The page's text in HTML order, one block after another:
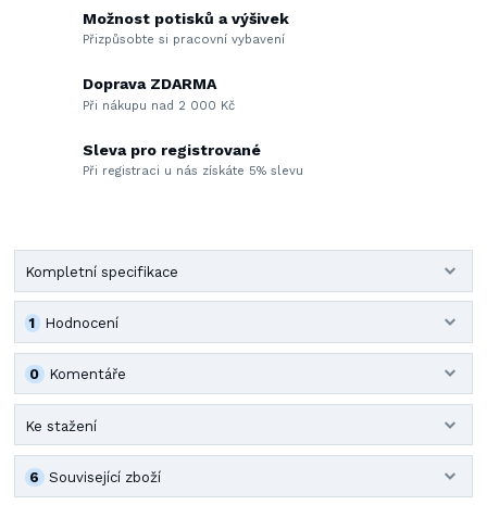
Možnost potisků a výšivek
Přizpůsobte si pracovní vybavení
Doprava ZDARMA
Při nákupu nad 2 000 Kč
Sleva pro registrované
Při registraci u nás získáte 5% slevu
Kompletní specifikace
Hodnocení
1
Komentáře
0
Ke stažení
Související zboží
6